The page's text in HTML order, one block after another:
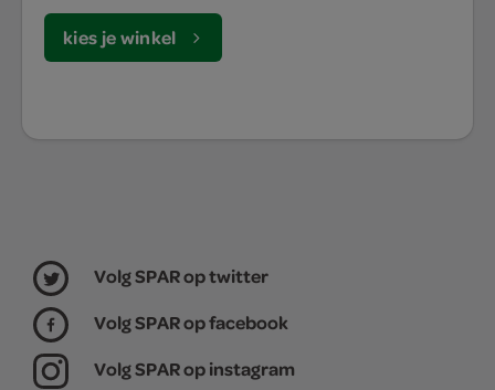
kies je winkel
Volg SPAR op twitter
Volg SPAR op facebook
Volg SPAR op instagram